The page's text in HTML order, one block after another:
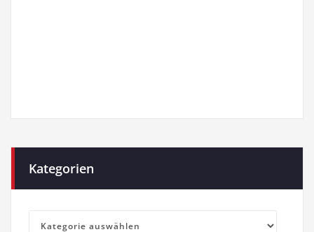
Kategorien